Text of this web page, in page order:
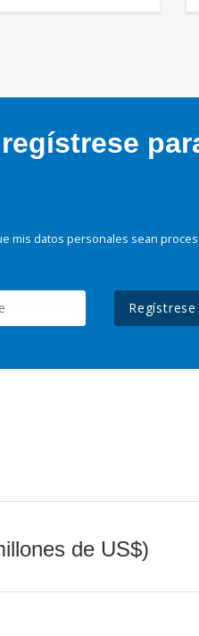
mis datos personales sean
Regístrese
de US$)